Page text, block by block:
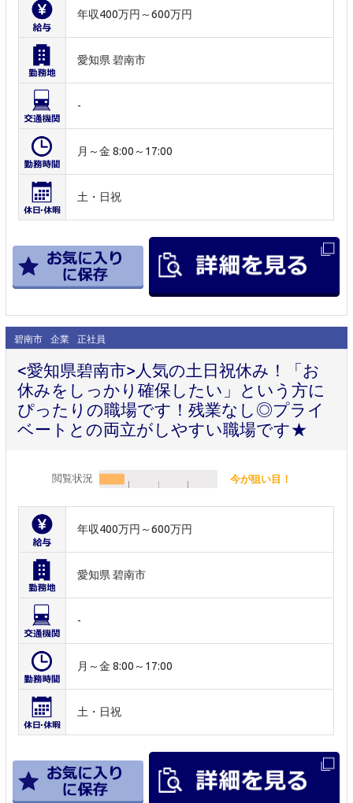
年収400万円～600万円
愛知県 碧南市
-
月～金 8:00～17:00
土・日祝
碧南市 企業 正社員
<愛知県碧南市>人気の土日祝休み！「お
休みをしっかり確保したい」という方に
ぴったりの職場です！残業なし◎プライ
ベートとの両立がしやすい職場です★
閲覧状況 今が狙い目！
年収400万円～600万円
愛知県 碧南市
-
月～金 8:00～17:00
土・日祝